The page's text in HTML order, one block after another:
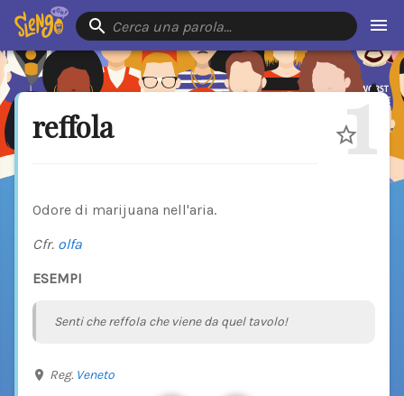
Cerca una parola…
reffola 1
Odore di marijuana nell'aria.
Cfr. olfa
ESEMPI
Senti che reffola che viene da quel tavolo!
Reg. Veneto